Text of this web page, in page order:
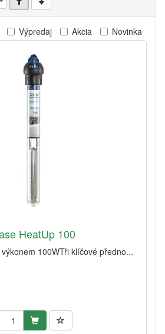
Výpredaj Akcia Novinka
HeatUp 100
100WTři klíčové předno...